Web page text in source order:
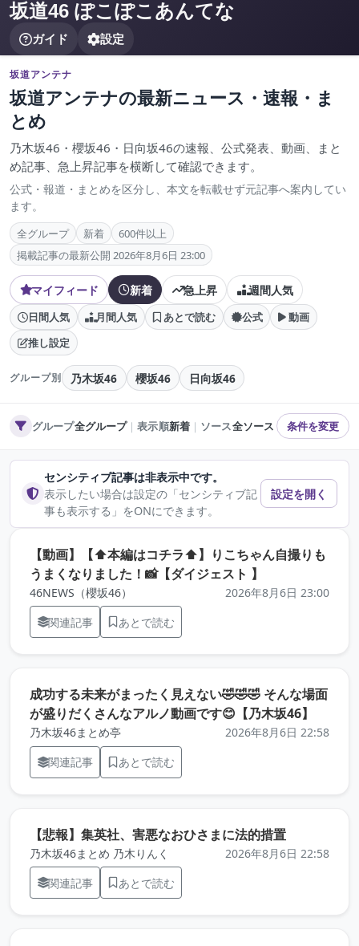
坂道46 ぽこぽこあんてな
ガイド 設定
坂道アンテナ
坂道アンテナの最新ニュース・速報・ま
とめ
乃木坂46・櫻坂46・日向坂46の速報、公式発表、動画、まと
め記事、急上昇記事を横断して確認できます。
公式・報道・まとめを区分し、本文を転載せず元記事へ案内してい
ます。
全グループ 新着
600件以上
掲載記事の最新公開 2026年8月6日 23:00
マイフィード 新着 急上昇 週間人気
日間人気 月間人気 あとで読む 公式
動画
推し設定
グループ別 乃木坂46 櫻坂46 日向坂46
グループ全グループ｜表示順新着｜ ソース全ソース 条件を変更
センシティブ記事は非表示中です。
表示したい場合は設定の「センシティブ記
事も表示する」をONにできます。
設定を開く
【動画】【⬆️本編はコチラ⬆️】りこちゃん自撮りも
うまくなりました！📸【ダイジェスト 】
46NEWS（櫻坂46）
2026年8月6日 23:00
関連記事
あとで読む
成功する未来がまったく見えない🤣🤣🤣 そんな場面
が盛りだくさんなアルノ動画です😊【乃木坂46】
乃木坂46まとめ亭
2026年8月6日 22:58
関連記事
あとで読む
【悲報】集英社、害悪なおひさまに法的措置（元記事を
乃木坂46まとめ 乃木りんく
2026年8月6日 22:58
関連記事
あとで読む